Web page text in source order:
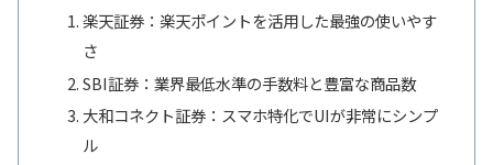
楽天証券：楽天ポイントを活用した最強の使いやす
さ
SBI証券：業界最低水準の手数料と豊富な商品数
大和コネクト証券：スマホ特化でUIが非常にシンプ
ル